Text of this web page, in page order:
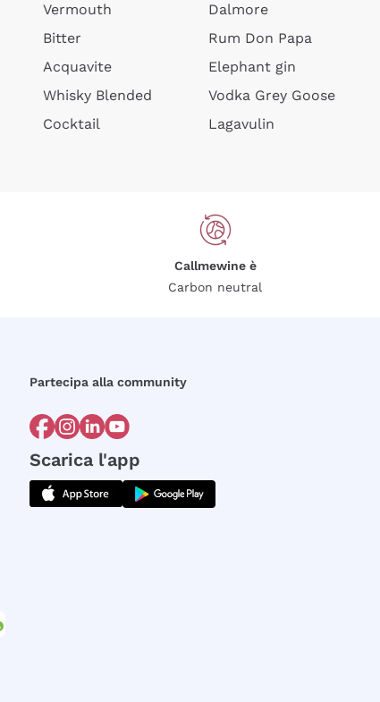
Vermouth
Bitter
Acquavite
Whisky Blended
Cocktail
Dalmore
Rum Don Papa
Elephant gin
Vodka Grey Goose
Lagavulin
Callmewine è
Carbon neutral
Partecipa alla community
Scarica l'app